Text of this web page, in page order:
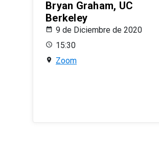
Bryan Graham, UC
Berkeley
9 de Diciembre de 2020
15:30
Zoom